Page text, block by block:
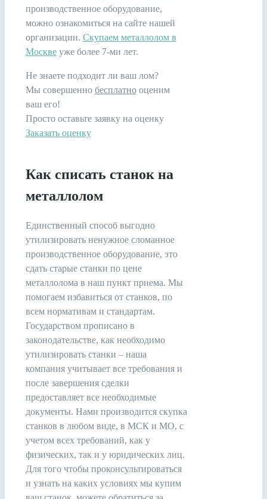
производственное оборудование,
можно ознакомиться на сайте нашей
организации. Скупаем металлолом в
Москвеуже более 7-ми лет.
Не знаете подходит ли ваш лом?
Мы совершенно бесплатнооценим
ваш его!
Просто оставьте заявку на оценку
Заказать оценку
Как списать станок на
металлолом
Единственный способ выгодно
утилизировать ненужное сломанное
производственное оборудование, это
сдать старые станки по цене
металлолома в наш пункт приема. Мы
помогаем избавиться от станков, по
всем нормативам и стандартам.
Государством прописано в
законодательстве, как необходимо
утилизировать станки – наша
компания учитывает все требования и
после завершения сделки
предоставляет все необходимые
документы. Нами производится скупка
станков в любом виде, в МСК и МО, с
учетом всех требований, как у
физических, так и у юридических лиц.
Для того чтобы проконсультироваться
и узнать на каких условиях мы купим